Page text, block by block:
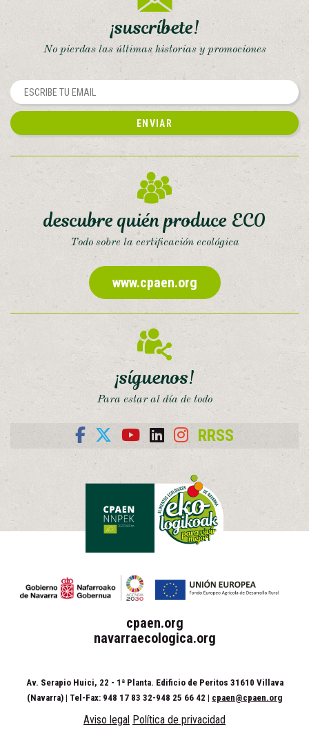
¡suscríbete!
No pierdas las últimas historias y promociones
ENVIAR
descubre quién produce ECO
Todo sobre la certificación ecológica
www.cpaen.org
¡síguenos!
Para estar al día de todo
RRSS
cpaen.org
navarraecologica.org
Av. Serapio Huici, 22 - 1ª Planta. Edificio de Peritos 31610 Villava
(Navarra) | Tel-Fax: 948 17 83 32-948 25 66 42 | cpaen@cpaen.org
Aviso legal Política de privacidad